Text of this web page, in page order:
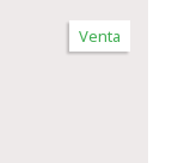
Venta